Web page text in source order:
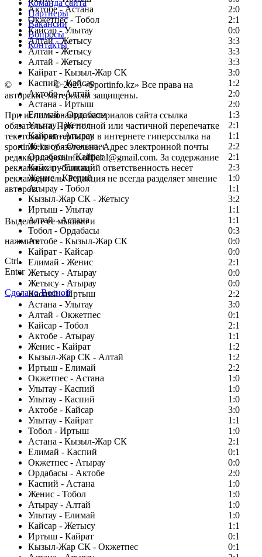
Актобе - Астана
2:0
Окжетпес - Тобол
2:1
Кайсар - Улытау
0:0
Алтай - Жетысу
3:3
Алтай - Жетысу
3:3
Алтай - Жетысу
3:3
Кайрат - Кызыл-Жар СК
3:0
Каспий - Кайсар
1:2
Актобе - Алтай
2:0
Астана - Иртыш
2:0
Елимай - Ордабасы
1:3
Улытау - Женис
2:1
Кайрат - Атырау
1:1
Жетысу - Окжетпес
2:2
Ордабасы - Кайрат
2:1
Кайсар - Елимай
2:3
Женис - Каспий
1:0
Атырау - Тобол
1:1
Кызыл-Жар СК - Жетысу
3:2
Иртыш - Улытау
1:1
Алтай - Астана
1:1
Тобол - Ордабасы
0:3
Актобе - Кызыл-Жар СК
0:0
Кайрат - Кайсар
0:0
Елимай - Женис
2:1
Жетысу - Атырау
0:0
Жетысу - Атырау
0:0
Каспий - Иртыш
2:2
Астана - Улытау
3:0
Алтай - Окжетпес
0:1
Кайсар - Тобол
2:1
Актобе - Атырау
1:1
Женис - Кайрат
1:2
Кызыл-Жар СК - Алтай
1:2
Иртыш - Елимай
2:2
Окжетпес - Астана
1:0
Улытау - Каспий
1:0
Улытау - Каспий
1:0
Актобе - Кайсар
3:0
Улытау - Кайрат
1:1
Тобол - Иртыш
1:0
Астана - Кызыл-Жар СК
2:1
Елимай - Каспий
0:1
Окжетпес - Атырау
0:0
Ордабасы - Актобе
2:0
Каспий - Астана
1:0
Женис - Тобол
1:0
Атырау - Алтай
1:0
Улытау - Елимай
1:0
Кайсар - Жетысу
1:1
Иртыш - Кайрат
0:1
Кызыл-Жар СК - Окжетпес
0:1
Команда сайта
Партнеры
Вакансии
Вопросы
Контакты
© Copyright© 2025 «Sportinfo.kz» Все права на
авторские материалы защищены.
При использовании материалов сайта ссылка
обязательна. При полной или частичной перепечатке
текстовых материалов в интернете гиперссылка на
sportinfo.kz обязательна. Адрес электронной почты
редакции: sportinfo.official@gmail.com. За содержание
рекламных публикаций ответственность несет
рекламодатель. Редакция не всегда разделяет мнение
авторов.
Заметили ошибку в тексте?
Выделите ее мышью и
нажмите
Ctrl
Enter
Сделано Весной